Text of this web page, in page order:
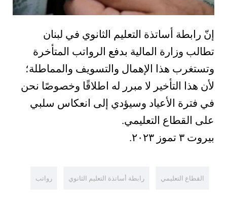
إنّ رابطة أساتذة التعليم الثانوي في لبنان
تطالب وزارة المالية بدفع الرواتب المتأخرة
وتستغرب هذا الإهمال والتسويف والمماطلة؛
لأن هذا التأخير لا مبرر له اطلاقًا وخصوصًا نحن
في فترة الأعياد وسيؤدي إلى انعكاس سلبي
على القطاع التعليمي.
بيروت ٣ تموز ٢٠٢٣.
القطاع التعليمي رابطة أساتذة التعليم الثانوي رواتب